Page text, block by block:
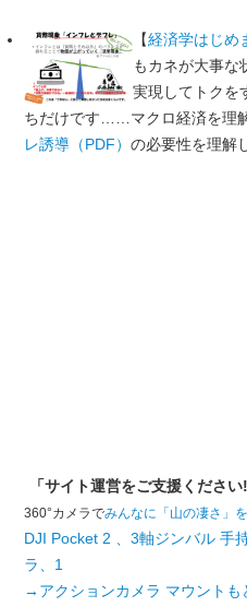
【経済学はじめ
もカネが大事な
実現してトクを
ちだけです……マクロ経済を理
レ誘導（PDF） の必要性を理解
「サイト運営をご支援ください
360°カメラでみんなに「山の凄さ」を
DJI Pocket 2 、3軸ジンバル 手
ラ、1
→アクションカメラ マウントも